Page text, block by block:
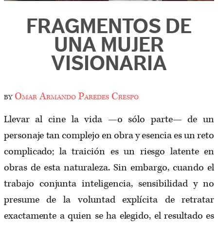
FRAGMENTOS DE
UNA MUJER
VISIONARIA
byOmar Armando Paredes Crespo
Llevar al cine la vida —o sólo parte— de un
personaje tan complejo en obra y esencia es un reto
complicado; la traición es un riesgo latente en
obras de esta naturaleza. Sin embargo, cuando el
trabajo conjunta inteligencia, sensibilidad y no
presume de la voluntad explícita de retratar
exactamente a quien se ha elegido, el resultado es